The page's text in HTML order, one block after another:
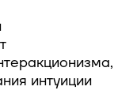
интуиции